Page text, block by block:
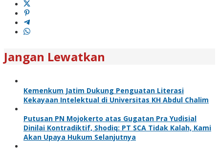
Jangan Lewatkan
Kemenkum Jatim Dukung Penguatan Literasi
Kekayaan Intelektual di Universitas KH Abdul Chalim
Putusan PN Mojokerto atas Gugatan Pra Yudisial
Dinilai Kontradiktif, Shodiq: PT SCA Tidak Kalah, Kami
Akan Upaya Hukum Selanjutnya